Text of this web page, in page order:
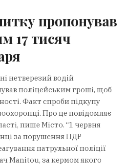
пропонував
17 тисяч
нетверезий водій
поліцейським гроші, щоб
Факт спроби підкупу
Про це повідомляє
пише Місто. “1 червня
за порушення ПДР
патрульної поліції
Manitou, за кермом якого